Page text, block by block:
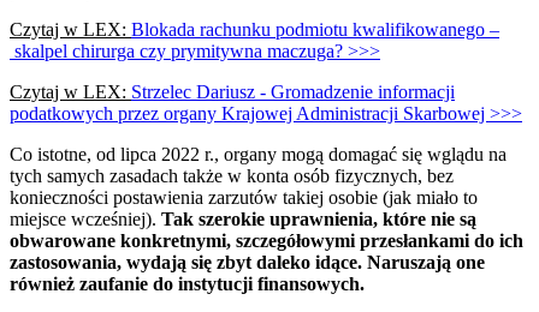
Czytaj w LEX: Blokada rachunku podmiotu kwalifikowanego –
skalpel chirurga czy prymitywna maczuga? >>>
Czytaj w LEX: Strzelec Dariusz - Gromadzenie informacji
podatkowych przez organy Krajowej Administracji Skarbowej >>>
Co istotne, od lipca 2022 r., organy mogą domagać się wglądu na
tych samych zasadach także w konta osób fizycznych, bez
konieczności postawienia zarzutów takiej osobie (jak miało to
miejsce wcześniej). Tak szerokie uprawnienia, które nie są
obwarowane konkretnymi, szczegółowymi przesłankami do ich
zastosowania, wydają się zbyt daleko idące. Naruszają one
również zaufanie do instytucji finansowych.